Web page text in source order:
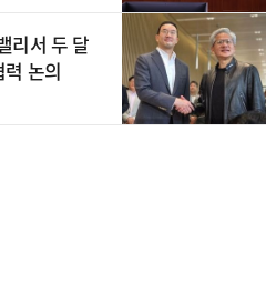
리서 두 달
논의